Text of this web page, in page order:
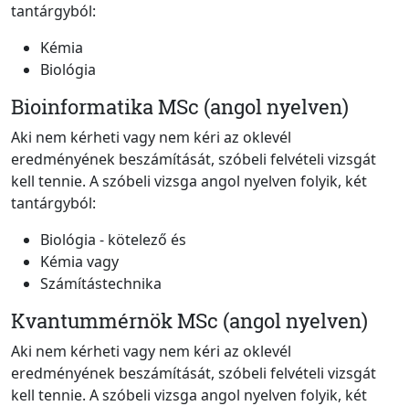
tantárgyból:
Kémia
Biológia
Bioinformatika MSc (angol nyelven)
Aki nem kérheti vagy nem kéri az oklevél
eredményének beszámítását, szóbeli felvételi vizsgát
kell tennie. A szóbeli vizsga angol nyelven folyik, két
tantárgyból:
Biológia - kötelező és
Kémia vagy
Számítástechnika
Kvantummérnök MSc (angol nyelven)
Aki nem kérheti vagy nem kéri az oklevél
eredményének beszámítását, szóbeli felvételi vizsgát
kell tennie. A szóbeli vizsga angol nyelven folyik, két